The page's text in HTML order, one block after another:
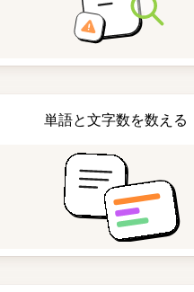
単語と文字数を数える